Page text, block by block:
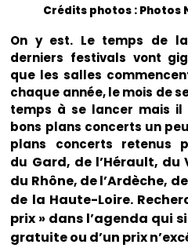
Crédits photos : Photos
On y est. Le temps de
derniers festivals vont
que les salles
chaque année, le mois de
temps à se lancer mais
bons plans concerts un
plans concerts retenus
du Gard, de l’Hérault, du
du Rhône, de l’Ardèche,
de la Haute-Loire.
prix » dans l’agenda qui
gratuite ou d’un prix